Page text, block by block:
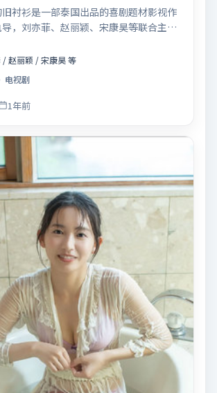
衬衫是一部泰国出品的喜剧题材影视作
，刘亦菲、赵丽颖、宋康昊等联合主
11月18日在院线首映。影片围绕「爱的
的一步」展开叙事，镜头语言克制而富
起伏得当，人物弧光完整；配乐与场面调
的观感体验，亦留有可供解读的细节空
实主义叙事与人物关系的观众观看与收
/ 赵丽颖 / 宋康昊 等
电视剧
1年前